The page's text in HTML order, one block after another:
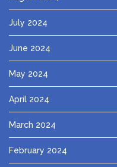
July 2024
June 2024
May 2024
April 2024
March 2024
February 2024